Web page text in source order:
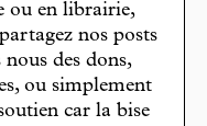
ou en librairie,
nos posts
des dons,
ou simplement
car la bise